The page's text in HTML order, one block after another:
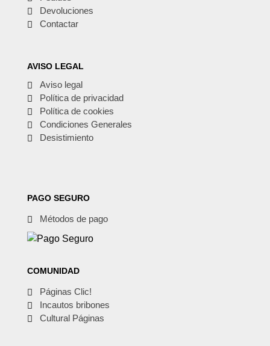
Devoluciones
Contactar
AVISO LEGAL
Aviso legal
Política de privacidad
Política de cookies
Condiciones Generales
Desistimiento
PAGO SEGURO
Métodos de pago
COMUNIDAD
Páginas Clic!
Incautos bribones
Cultural Páginas